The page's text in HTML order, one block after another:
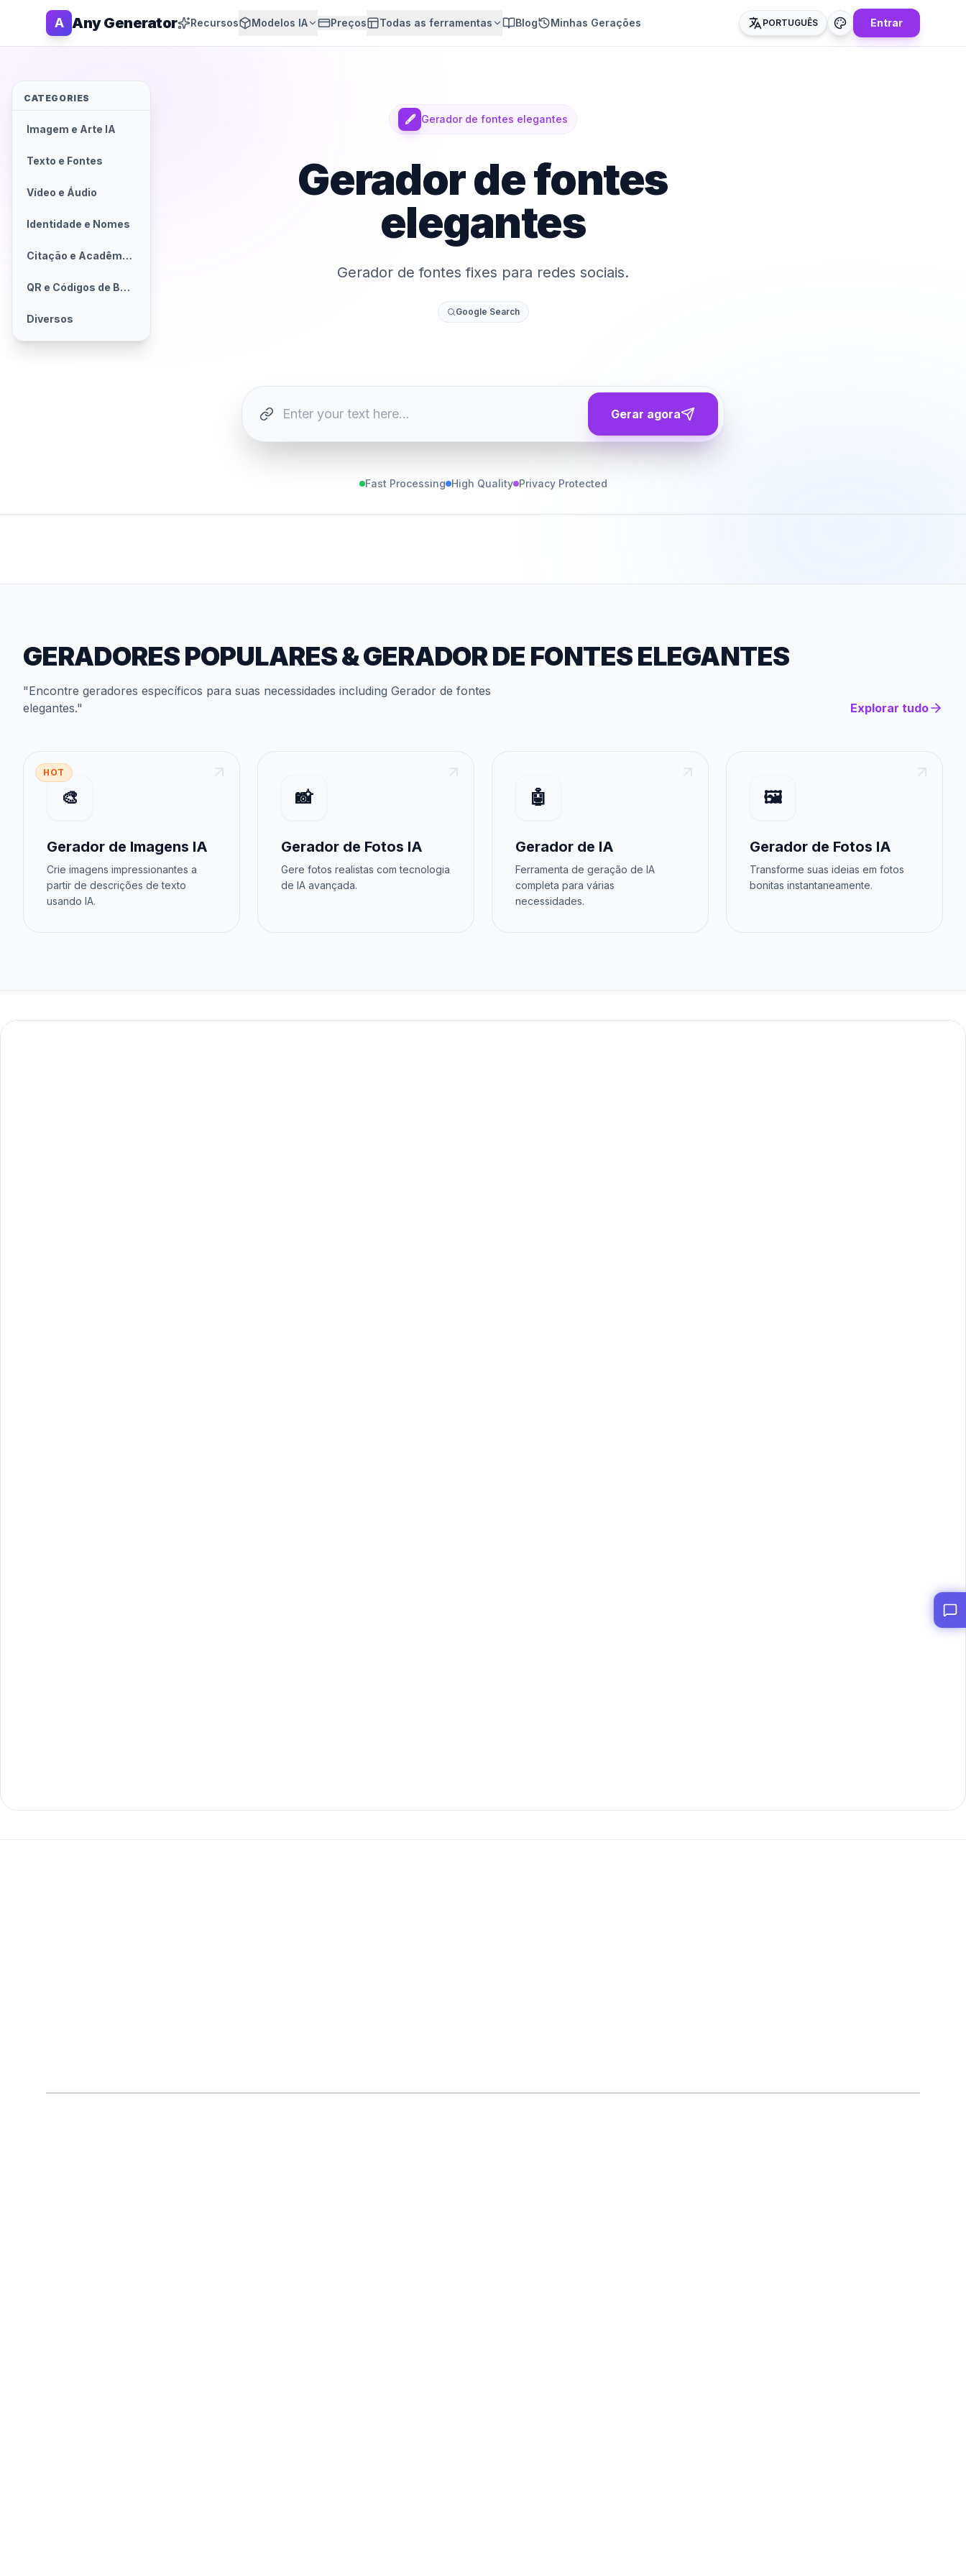
A Any Generator Recursos Modelos IA Preços Todas as ferramentas Blog Minhas Gerações PORTUGUÊS Entrar
🖋️ Gerador de fontes elegantes
Gerador de fontes
elegantes
Gerador de fontes fixes para redes sociais.
Google Search
Gerar agora
Fast Processing High Quality Privacy Protected
GERADORES POPULARES&GERADOR DE FONTES ELEGANTES
"Encontre geradores específicos para suas necessidades including Gerador de fontes
elegantes." Explorar tudo
HOT
🎨
Gerador de Imagens IA
Crie imagens impressionantes a
partir de descrições de texto
usando IA.
📸
Gerador de Fotos IA
Gere fotos realistas com tecnologia
de IA avançada.
🤖
Gerador de IA
Ferramenta de geração de IA
completa para várias
necessidades.
🖼️
Gerador de Fotos IA
Transforme suas ideias em fotos
bonitas instantaneamente.
CATEGORIES
Imagem e Arte IA
Texto e Fontes
Vídeo e Áudio
Identidade e Nomes
Citação e Acadêmico
QR e Códigos de Barras
Diversos